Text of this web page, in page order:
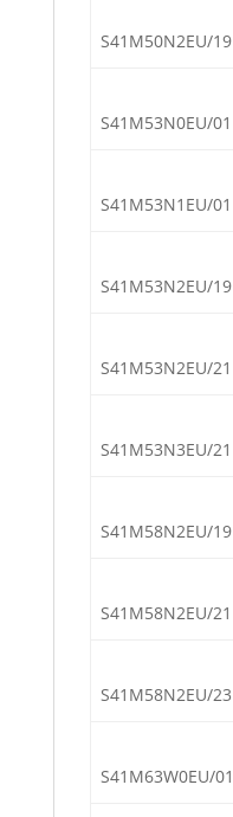
S41M50N2EU/19
S41M53N0EU/01
S41M53N1EU/01
S41M53N2EU/19
S41M53N2EU/21
S41M53N3EU/21
S41M58N2EU/19
S41M58N2EU/21
S41M58N2EU/23
S41M63W0EU/01